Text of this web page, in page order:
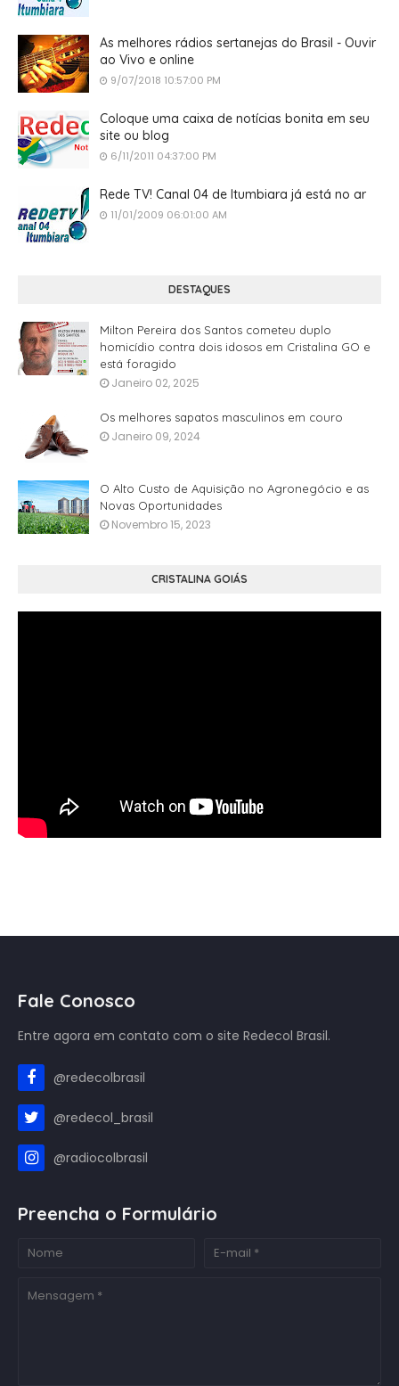
As melhores rádios sertanejas do Brasil - Ouvir
ao Vivo e online
9/07/2018 10:57:00 PM
Coloque uma caixa de notícias bonita em seu
site ou blog
6/11/2011 04:37:00 PM
Rede TV! Canal 04 de Itumbiara já está no ar
11/01/2009 06:01:00 AM
DESTAQUES
Milton Pereira dos Santos cometeu duplo
homicídio contra dois idosos em Cristalina GO e
está foragido
Janeiro 02, 2025
Os melhores sapatos masculinos em couro
Janeiro 09, 2024
O Alto Custo de Aquisição no Agronegócio e as
Novas Oportunidades
Novembro 15, 2023
CRISTALINA GOIÁS
Fale Conosco
Entre agora em contato com o site Redecol Brasil.
@redecolbrasil
@redecol_brasil
@radiocolbrasil
Preencha o Formulário